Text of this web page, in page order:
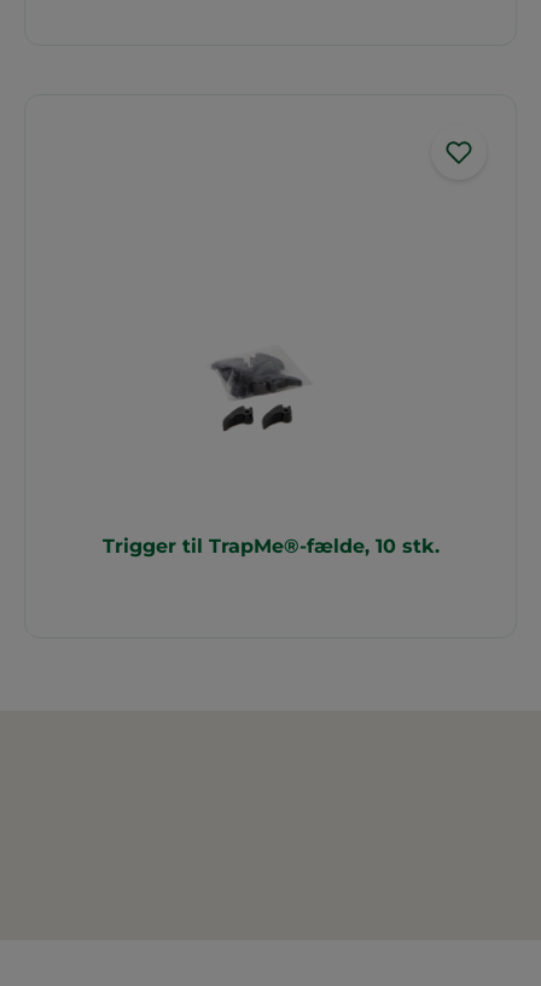
Trigger til TrapMe®-fælde, 10 stk.